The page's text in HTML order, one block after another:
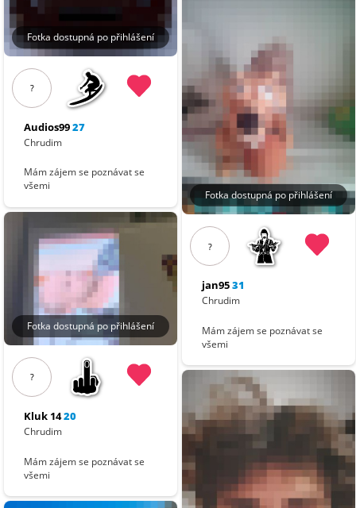
Fotka dostupná po přihlášení
?
Audios9927
Chrudim
Mám zájem se poznávat se
všemi
Fotka dostupná po přihlášení
?
Kluk 1420
Chrudim
Mám zájem se poznávat se
všemi
Fotka dostupná po přihlášení
?
jan9531
Chrudim
Mám zájem se poznávat se
všemi